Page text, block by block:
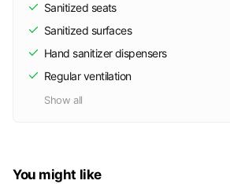
Sanitized seats
Sanitized surfaces
Hand sanitizer dispensers
Regular ventilation
Show all
You might like